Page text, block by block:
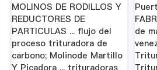
MOLINOS DE RODILLOS Y
REDUCTORES DE
PARTICULAS ... flujo del
proceso trituradora de
carbono; Molinode Martillo
Y Picadora ... trituradoras
de